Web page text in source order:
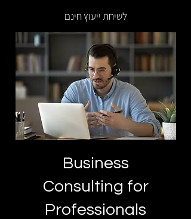
לשיחת ייעוץ חינם
Business
Consulting for
Professionals